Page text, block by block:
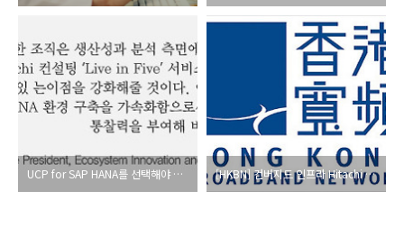
UCP for SAP HANA를 선택해야 하는 놀라운 10가지 이유 [HKBN] 컨버지드 인프라 Hitachi UCP를 통해 비즈니스의 속도를 높이다